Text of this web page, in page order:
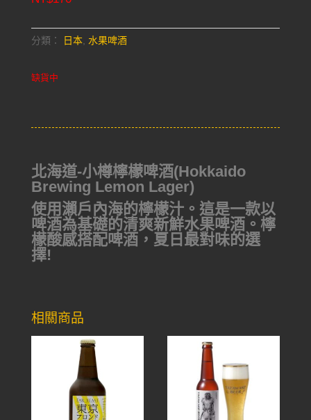
分類： 日本, 水果啤酒
缺貨中
北海道-小樽檸檬啤酒(Hokkaido
Brewing Lemon Lager)
使用瀨戶內海的檸檬汁。這是一款以
啤酒為基礎的清爽新鮮水果啤酒。檸
檬酸感搭配啤酒，夏日最對味的選
擇!
相關商品